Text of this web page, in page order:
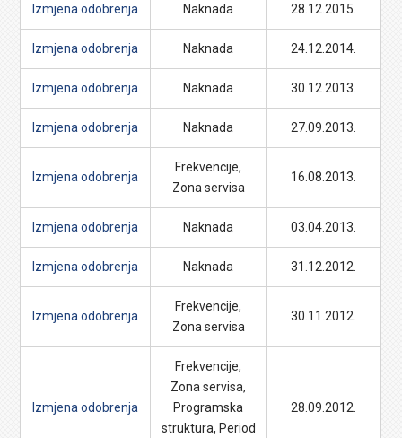
Izmjena odobrenja Naknada 28.12.2015.
Izmjena odobrenja Naknada 24.12.2014.
Izmjena odobrenja Naknada 30.12.2013.
Izmjena odobrenja Naknada 27.09.2013.
Izmjena odobrenja
Frekvencije,
Zona servisa
16.08.2013.
Izmjena odobrenja Naknada 03.04.2013.
Izmjena odobrenja Naknada 31.12.2012.
Izmjena odobrenja
Frekvencije,
Zona servisa
30.11.2012.
Izmjena odobrenja
Frekvencije,
Zona servisa,
Programska
struktura, Period
28.09.2012.